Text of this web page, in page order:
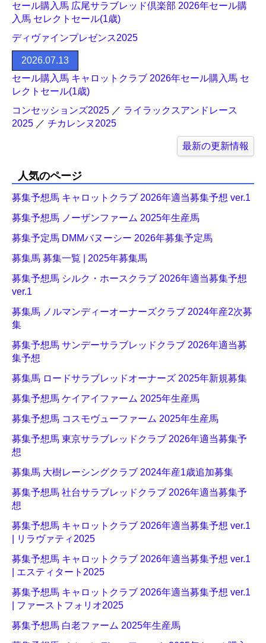
セール購入馬 広尾サラブレッド倶楽部 2026年セール購
入馬 セレクトセール(1歳)
ディヴァインプレゼンス2025
2026.07.13
セール購入馬 キャロットクラブ 2026年セール購入馬 セ
レクトセール(1歳)
コンセッションズ2025 ／ ライラックスアンドレース
2025 ／ チカレンヌ2025
最新の更新情報
人気のページ
募集予想馬 キャロットクラブ 2026年適当募集予想 ver.1
募集予想馬 ノーザンファーム 2025年生産馬
募集予定馬 DMMバヌーシー 2026年募集予定馬
募集馬 募集一覧 | 2025年募集馬
募集予想馬 シルク・ホースクラブ 2026年適当募集予想
ver.1
募集馬 ノルマンディーオーナーズクラブ 2024年産2次募
集
募集予想馬 サンデーサラブレッドクラブ 2026年適当募
集予想
募集馬 ロードサラブレッドオーナーズ 2025年新規募集
募集予想馬 ケイアイファーム 2025年生産馬
募集予想馬 コスモヴューファーム 2025年生産馬
募集予想馬 東京サラブレッドクラブ 2026年適当募集予
想
募集馬 大樹レーシングクラブ 2024年産1歳追加募集
募集予想馬 社台サラブレッドクラブ 2026年適当募集予
想
募集予想馬 キャロットクラブ 2026年適当募集予想 ver.1
| リラヴァティ2025
募集予想馬 キャロットクラブ 2026年適当募集予想 ver.1
| エスティタート2025
募集予想馬 キャロットクラブ 2026年適当募集予想 ver.1
| ファーストフォリオ2025
募集予想馬 白老ファーム 2025年生産馬